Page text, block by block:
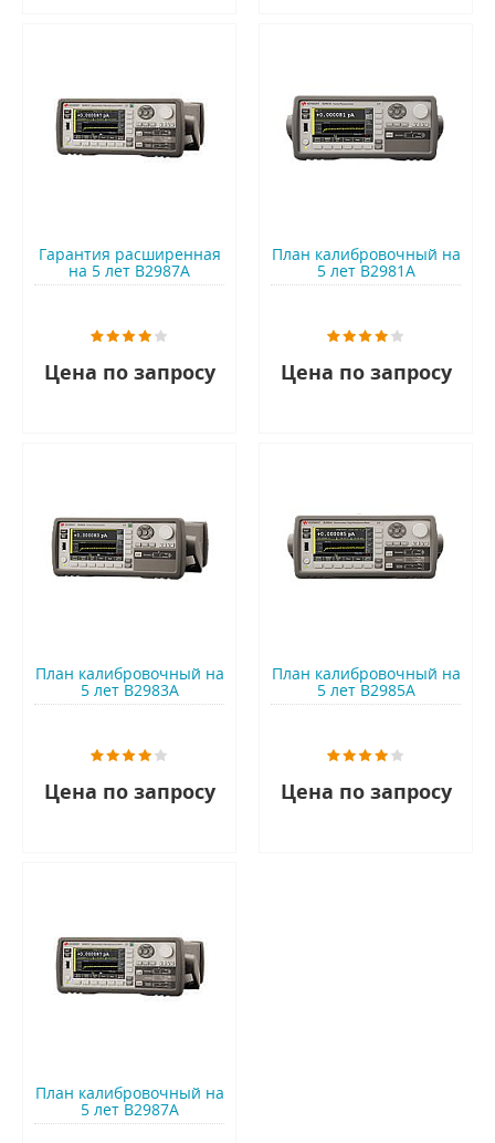
Гарантия расширенная
на 5 лет B2987A
Цена по запросу
План калибровочный на
5 лет B2981A
Цена по запросу
План калибровочный на
5 лет B2983A
Цена по запросу
План калибровочный на
5 лет B2985A
Цена по запросу
План калибровочный на
5 лет B2987A